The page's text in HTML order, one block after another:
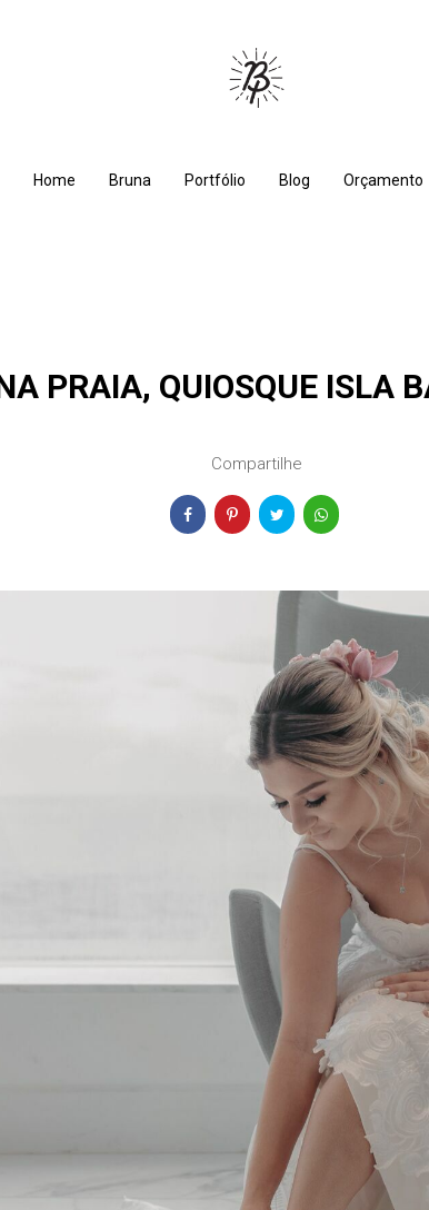
Home Bruna Portfólio Blog Orçamento
PRAIA, QUIOSQUE ISLA
Compartilhe